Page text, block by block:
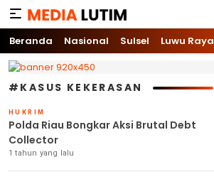
Media Lutim
Info untuk Lutim
Beranda Nasional Sulsel Luwu Raya
#KASUS KEKERASAN
HUKRIM
Polda Riau Bongkar Aksi Brutal Debt
Collector
1 tahun yang lalu